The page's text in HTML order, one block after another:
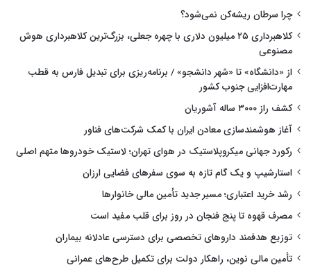
چرا سرطان ریشه‌کن نمی‌شود؟
کلاهبرداری ۲۵ میلیون دلاری با چهره جعلی، بزرگ‌ترین کلاهبرداری هوش
مصنوعی
از «دانشگاه» تا «شهر دانشجو» / برنامه‌ریزی برای تبدیل فارس به قطب
مهارت‌افزایی جنوب کشور
کشف راز ۳۰۰۰ ساله آشوریان
آغاز هوشمندسازی معادن ایران با کمک شرکت‌های فناور
رکورد جهانی میکروپلاستیک در هوای تهران؛ لاستیک خودروها متهم اصلی
استارشیپ و یک گام تازه به سوی سفرهای فضایی ارزان
رشد خرید اعتباری؛ مسیر جدید تأمین مالی خانوارها
مصرف قهوه تا پنج فنجان در روز برای قلب مفید است
توزیع هدفمند داروهای تخصصی برای دسترسی عادلانه بیماران
تأمین مالی نوین، راهکار دولت برای تکمیل طرح‌های عمرانی